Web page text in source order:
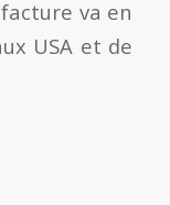
va en
USA et de